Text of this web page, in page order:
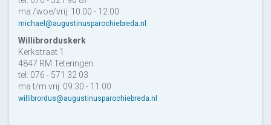
ma /woe/vrij: 10:00 - 12:00
michael@augustinusparochiebreda.nl
Willibrorduskerk
Kerkstraat 1
4847 RM Teteringen
tel: 076 - 571 32 03
ma t/m vrij: 09:30 - 11:00
willibrordus@augustinusparochiebreda.nl